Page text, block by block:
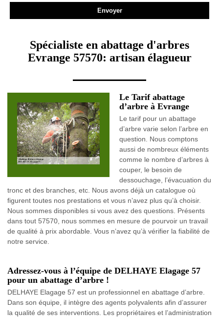
Spécialiste en abattage d'arbres
Evrange 57570: artisan élagueur
Le Tarif abattage
d’arbre à Evrange
Le tarif pour un abattage
d’arbre varie selon l’arbre en
question. Nous comptons
aussi de nombreux éléments
comme le nombre d’arbres à
couper, le besoin de
dessouchage, l’évacuation du
tronc et des branches, etc. Nous avons déjà un catalogue où
figurent toutes nos prestations et vous n’avez plus qu’à choisir.
Nous sommes disponibles si vous avez des questions. Présents
dans tout 57570, nous sommes en mesure de pourvoir un travail
de qualité à prix abordable. Vous n’avez qu’à vérifier la fiabilité de
notre service.
Adressez-vous à l’équipe de DELHAYE Elagage 57
pour un abattage d’arbre !
DELHAYE Elagage 57 est un professionnel en abattage d’arbre.
Dans son équipe, il intègre des agents polyvalents afin d’assurer
la qualité de ses interventions. Les propriétaires et l’administration